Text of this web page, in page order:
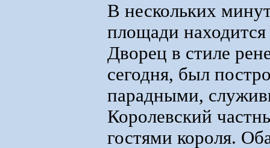
В нескольких
площади
Дворец в стиле
сегодня, был
парадными,
Королевский
гостями короля.